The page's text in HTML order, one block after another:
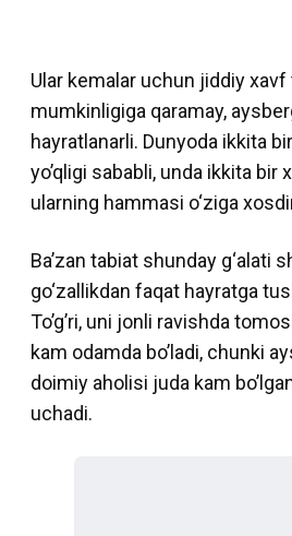
Ular kemalar uchun jiddiy xavf
mumkinligiga qaramay,
hayratlanarli. Dunyoda ikkita
yo’qligi sababli, unda ikkita bir
ularning hammasi o‘ziga
Ba’zan tabiat shunday g‘alati
go‘zallikdan faqat hayratga
To’g’ri, uni jonli ravishda
kam odamda bo’ladi, chunki
doimiy aholisi juda kam
uchadi.